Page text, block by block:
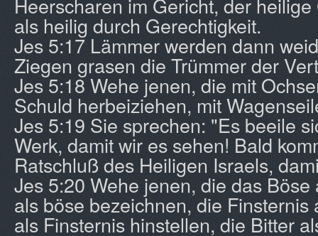
als heilig durch Gerechtigkeit.
Jes 5:17 Lämmer werden dann
Ziegen grasen die Trümmer der
Jes 5:18 Wehe jenen, die mit
Schuld herbeiziehen, mit
Jes 5:19 Sie sprechen: "Es beeile
Werk, damit wir es sehen! Bald
Ratschluß des Heiligen Israels,
Jes 5:20 Wehe jenen, die das
als böse bezeichnen, die Finsternis
als Finsternis hinstellen, die Bitter